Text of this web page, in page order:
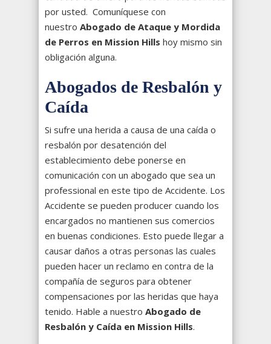
por usted. Comuníquese con
nuestro Abogado de Ataque y Mordida
de Perros en Mission Hills hoy mismo sin
obligación alguna.
Abogados de Resbalón y
Caída
Si sufre una herida a causa de una caída o
resbalón por desatención del
establecimiento debe ponerse en
comunicación con un abogado que sea un
professional en este tipo de Accidente. Los
Accidente se pueden producer cuando los
encargados no mantienen sus comercios
en buenas condiciones. Esto puede llegar a
causar daños a otras personas las cuales
pueden hacer un reclamo en contra de la
compañía de seguros para obtener
compensaciones por las heridas que haya
tenido. Hable a nuestro Abogado de
Resbalón y Caída en Mission Hills.